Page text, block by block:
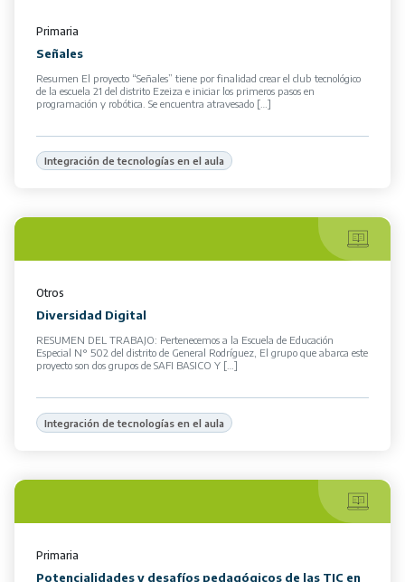
Primaria
Señales
Resumen El proyecto “Señales” tiene por finalidad crear el club tecnológico
de la escuela 21 del distrito Ezeiza e iniciar los primeros pasos en
programación y robótica. Se encuentra atravesado […]
Integración de tecnologías en el aula
Otros
Diversidad Digital
RESUMEN DEL TRABAJO: Pertenecemos a la Escuela de Educación
Especial N° 502 del distrito de General Rodríguez, El grupo que abarca este
proyecto son dos grupos de SAFI BASICO Y […]
Integración de tecnologías en el aula
Primaria
Potencialidades y desafíos pedagógicos de las TIC en